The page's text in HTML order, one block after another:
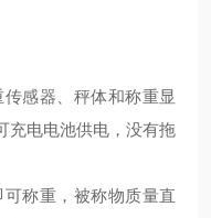
感器、秤体和称重显
充电电池供电，没有拖
称重，被称物质量直